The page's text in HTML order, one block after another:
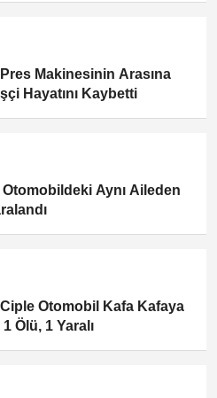
Makinesinin Arasına
Hayatını Kaybetti
Otomobildeki Aynı Aileden
Otomobil Kafa Kafaya
1 Ölü, 1 Yaralı